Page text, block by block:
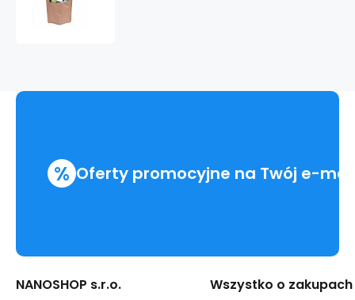
% Oferty promocyjne na Twój e-mail
NANOSHOP s.r.o. Wszystko o zakupach